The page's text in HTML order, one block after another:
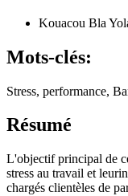
Kouacou Bla
Mots-clés:
Stress, performance,
Résumé
L'objectif principal de
stress au travail et
chargés clientèles de